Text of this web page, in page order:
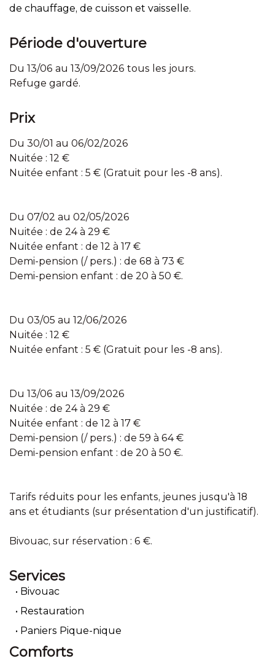
de chauffage, de cuisson et vaisselle.
Période d'ouverture
Du 13/06 au 13/09/2026 tous les jours.
Refuge gardé.
Prix
Du 30/01 au 06/02/2026
Nuitée : 12 €
Nuitée enfant : 5 € (Gratuit pour les -8 ans).
Du 07/02 au 02/05/2026
Nuitée : de 24 à 29 €
Nuitée enfant : de 12 à 17 €
Demi-pension (/ pers.) : de 68 à 73 €
Demi-pension enfant : de 20 à 50 €.
Du 03/05 au 12/06/2026
Nuitée : 12 €
Nuitée enfant : 5 € (Gratuit pour les -8 ans).
Du 13/06 au 13/09/2026
Nuitée : de 24 à 29 €
Nuitée enfant : de 12 à 17 €
Demi-pension (/ pers.) : de 59 à 64 €
Demi-pension enfant : de 20 à 50 €.
Tarifs réduits pour les enfants, jeunes jusqu'à 18
ans et étudiants (sur présentation d'un justificatif).
Bivouac, sur réservation : 6 €.
Services
Bivouac
Restauration
Paniers Pique-nique
Comforts